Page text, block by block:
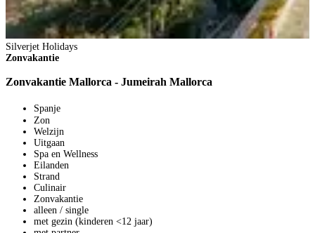
Silverjet Holidays
Zonvakantie
Zonvakantie Mallorca - Jumeirah Mallorca
Spanje
Zon
Welzijn
Uitgaan
Spa en Wellness
Eilanden
Strand
Culinair
Zonvakantie
alleen / single
met gezin (kinderen <12 jaar)